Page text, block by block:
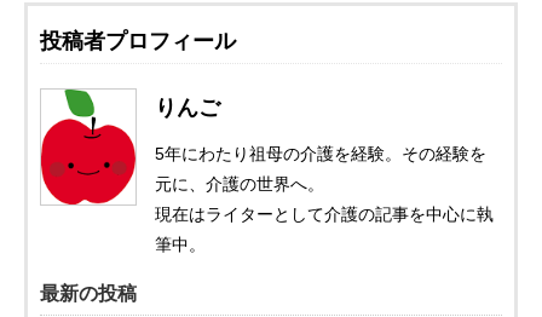
投稿者プロフィール
りんご
5年にわたり祖母の介護を経験。その経験を
元に、介護の世界へ。
現在はライターとして介護の記事を中心に執
筆中。
最新の投稿